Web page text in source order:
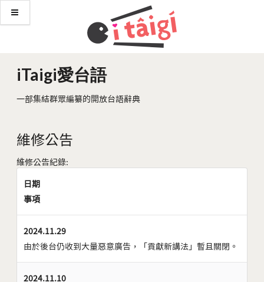
iTaigi愛台語
一部集結群眾編纂的開放台語辭典
維修公告
維修公告紀錄:
日期
事項
2024.11.29
由於後台仍收到大量惡意廣告，「貢獻新講法」暫且關閉。
2024.11.10